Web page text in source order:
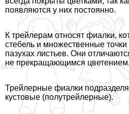
появляются у них постоянно.
К трейлерам относят фиалки,
стебель и множественные
пазухах листьев. Они
не прекращающимся цветением.
Трейлерные фиалки
кустовые (полутрейлерные).